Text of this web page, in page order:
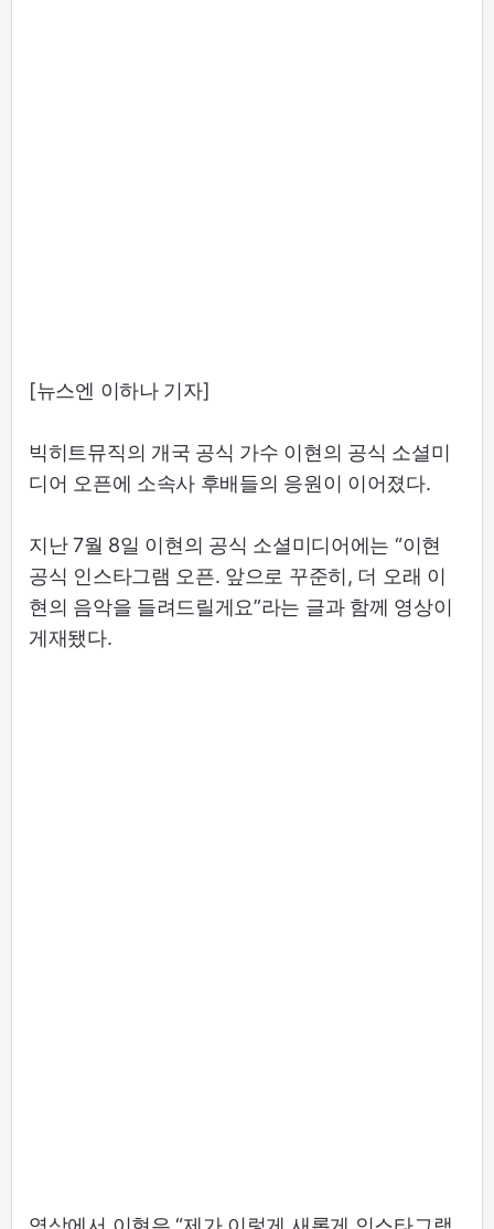
[뉴스엔 이하나 기자]
빅히트뮤직의 개국 공식 가수 이현의 공식 소셜미
디어 오픈에 소속사 후배들의 응원이 이어졌다.
지난 7월 8일 이현의 공식 소셜미디어에는 “이현
공식 인스타그램 오픈. 앞으로 꾸준히, 더 오래 이
현의 음악을 들려드릴게요”라는 글과 함께 영상이
게재됐다.